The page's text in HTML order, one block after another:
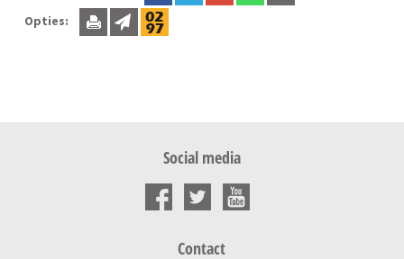
Opties:
Social media
Contact